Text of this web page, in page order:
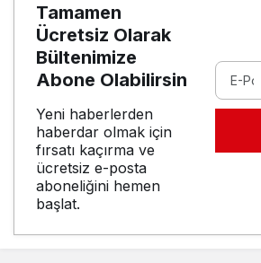
Tamamen
Ücretsiz Olarak
Bültenimize
Abone Olabilirsin
Yeni haberlerden
haberdar olmak için
fırsatı kaçırma ve
ücretsiz e-posta
aboneliğini hemen
başlat.